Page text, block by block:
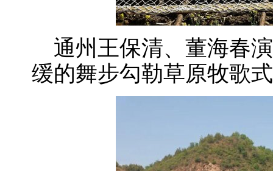
通州王保清、董海春
缓的舞步勾勒草原牧歌